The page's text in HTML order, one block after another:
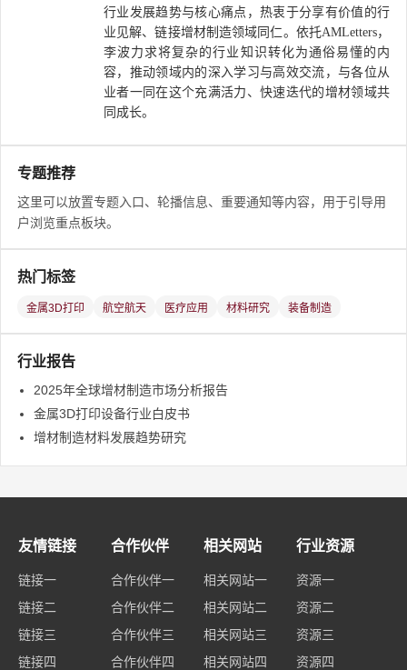
行业发展趋势与核心痛点，热衷于分享有价值的行
业见解、链接增材制造领域同仁。依托AMLetters，
李波力求将复杂的行业知识转化为通俗易懂的内
容，推动领域内的深入学习与高效交流，与各位从
业者一同在这个充满活力、快速迭代的增材领域共
同成长。
专题推荐
这里可以放置专题入口、轮播信息、重要通知等内容，用于引导用
户浏览重点板块。
热门标签
金属3D打印 航空航天 医疗应用 材料研究 装备制造
行业报告
2025年全球增材制造市场分析报告
金属3D打印设备行业白皮书
增材制造材料发展趋势研究
友情链接
链接一
链接二
链接三
链接四
合作伙伴
合作伙伴一
合作伙伴二
合作伙伴三
合作伙伴四
相关网站
相关网站一
相关网站二
相关网站三
相关网站四
行业资源
资源一
资源二
资源三
资源四